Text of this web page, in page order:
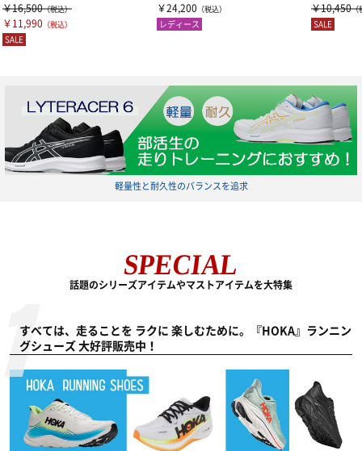
求したラン...
￥16,500（税込）
￥11,990 （税込）
SALE
の高いボンダイシ...
￥24,200 （税込）
レディース
ズ。
￥10,450（
SALE
軽量性と耐久性のバランスを追求
SPECIAL
話題のシリーズアイテムやマストアイテムを大特集
すべては、走ることを ラクに 楽しむために。『HOKA』ランニン
グシューズ 大好評販売中！